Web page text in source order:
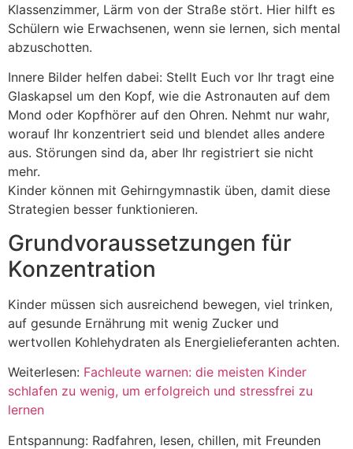
Klassenzimmer, Lärm von der Straße stört. Hier hilft es
Schülern wie Erwachsenen, wenn sie lernen, sich mental
abzuschotten.
Innere Bilder helfen dabei: Stellt Euch vor Ihr tragt eine
Glaskapsel um den Kopf, wie die Astronauten auf dem
Mond oder Kopfhörer auf den Ohren. Nehmt nur wahr,
worauf Ihr konzentriert seid und blendet alles andere
aus. Störungen sind da, aber Ihr registriert sie nicht
mehr.
Kinder können mit Gehirngymnastik üben, damit diese
Strategien besser funktionieren.
Grundvoraussetzungen für
Konzentration
Kinder müssen sich ausreichend bewegen, viel trinken,
auf gesunde Ernährung mit wenig Zucker und
wertvollen Kohlehydraten als Energielieferanten achten.
Weiterlesen: Fachleute warnen: die meisten Kinder
schlafen zu wenig, um erfolgreich und stressfrei zu
lernen
Entspannung: Radfahren, lesen, chillen, mit Freunden